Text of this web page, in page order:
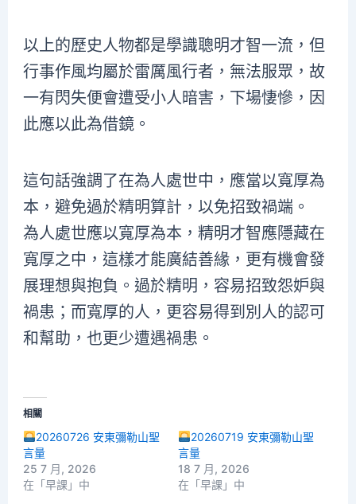
以上的歷史人物都是學識聰明才智一流，但
行事作風均屬於雷厲風行者，無法服眾，故
一有閃失便會遭受小人暗害，下場悽慘，因
此應以此為借鏡。
這句話強調了在為人處世中，應當以寬厚為
本，避免過於精明算計，以免招致禍端。
為人處世應以寬厚為本，精明才智應隱藏在
寬厚之中，這樣才能廣結善緣，更有機會發
展理想與抱負。過於精明，容易招致怨妒與
禍患；而寬厚的人，更容易得到別人的認可
和幫助，也更少遭遇禍患。
相關
20260726 安東彌勒山聖
言量
25 7 月, 2026
在「早課」中
20260719 安東彌勒山聖
言量
18 7 月, 2026
在「早課」中